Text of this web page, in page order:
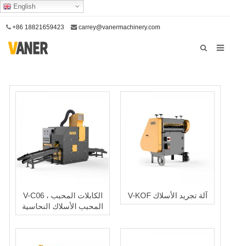
English
+86 18821659423 carrey@vanermachinery.com
معلومات عنا
اتصل بنا
V-C06 الكابلات المحبب ،
المحبب الأسلاك النحاسية
V-KOF آلة تجريد الأسلاك